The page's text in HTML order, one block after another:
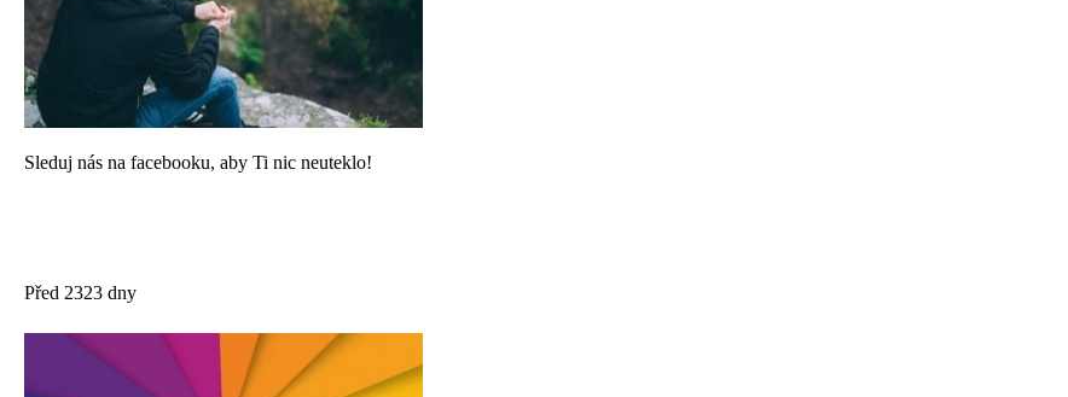
Sleduj nás na facebooku, aby Ti nic neuteklo!
Před 2323 dny